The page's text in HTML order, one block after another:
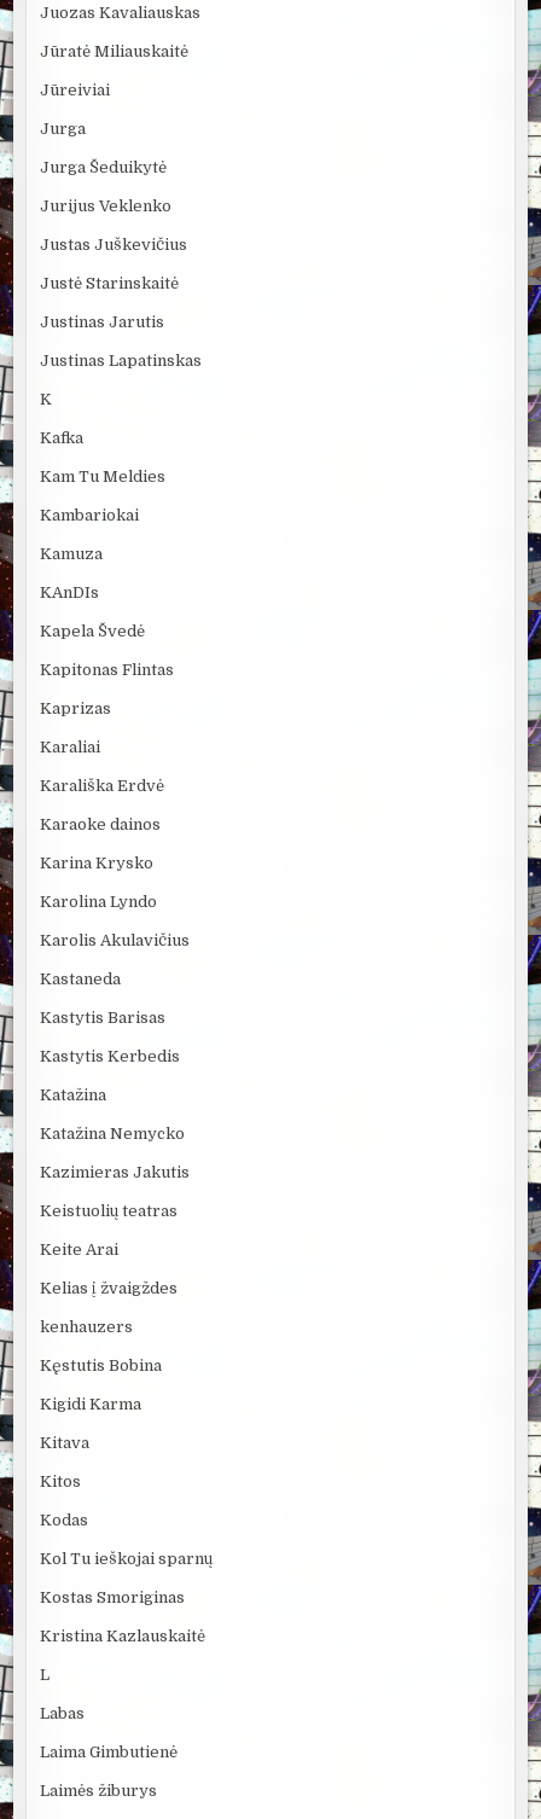
Juozas Kavaliauskas
Jūratė Miliauskaitė
Jūreiviai
Jurga
Jurga Šeduikytė
Jurijus Veklenko
Justas Juškevičius
Justė Starinskaitė
Justinas Jarutis
Justinas Lapatinskas
K
Kafka
Kam Tu Meldies
Kambariokai
Kamuza
KAnDIs
Kapela Švedė
Kapitonas Flintas
Kaprizas
Karaliai
Karališka Erdvė
Karaoke dainos
Karina Krysko
Karolina Lyndo
Karolis Akulavičius
Kastaneda
Kastytis Barisas
Kastytis Kerbedis
Katažina
Katažina Nemycko
Kazimieras Jakutis
Keistuolių teatras
Keite Arai
Kelias į žvaigždes
kenhauzers
Kęstutis Bobina
Kigidi Karma
Kitava
Kitos
Kodas
Kol Tu ieškojai sparnų
Kostas Smoriginas
Kristina Kazlauskaitė
L
Labas
Laima Gimbutienė
Laimės žiburys